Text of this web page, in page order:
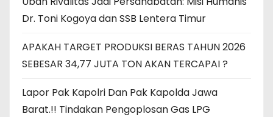
Dr. Toni Kogoya dan SSB Lentera Timur
APAKAH TARGET PRODUKSI BERAS TAHUN 2026
SEBESAR 34,77 JUTA TON AKAN TERCAPAI ?
Lapor Pak Kapolri Dan Pak Kapolda Jawa
Barat.!! Tindakan Pengoplosan Gas LPG